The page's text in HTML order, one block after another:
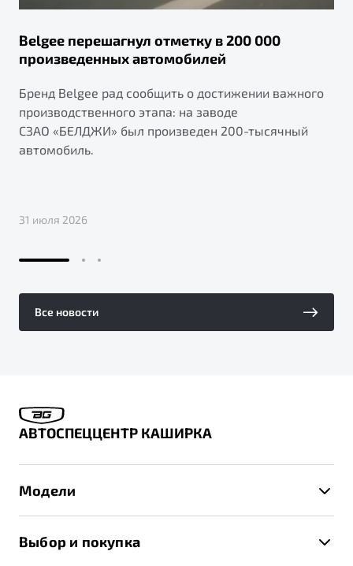
Belgee перешагнул отметку в 200 000
произведенных автомобилей
Бренд Belgee рад сообщить о достижении важного
производственного этапа: на заводе
СЗАО «БЕЛДЖИ» был произведен 200-тысячный
автомобиль.
31 июля 2026
Все новости
АВТОСПЕЦЦЕНТР КАШИРКА
Модели
Выбор и покупка